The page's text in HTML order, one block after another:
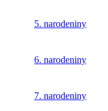
5. narodeniny
6. narodeniny
7. narodeniny